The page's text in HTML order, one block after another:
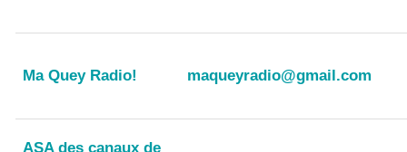
Ma Quey Radio! maqueyradio@gmail.com
ASA des canaux de